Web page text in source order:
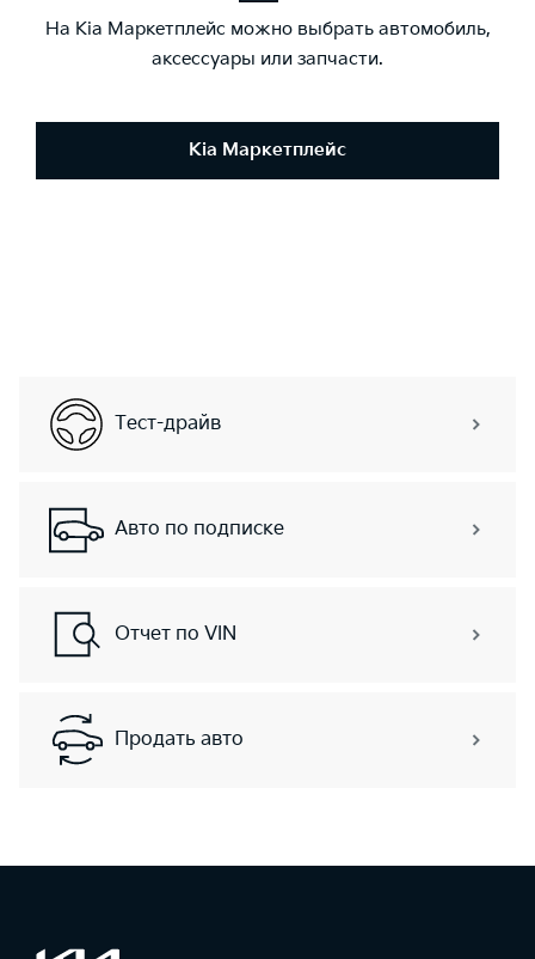
На Kia Маркетплейс можно выбрать автомобиль,
аксессуары или запчасти.
Kia Маркетплейс
Тест-драйв
Авто по подписке
Отчет по VIN
Продать авто